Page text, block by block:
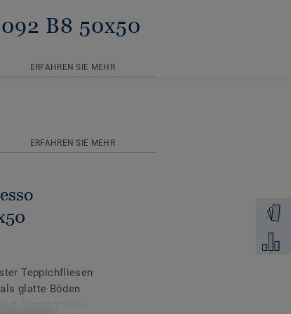
B8 50x50
ERFAHREN SIE MEHR
Zum
ERFAHREN SIE MEHR
Teppichfliesen
glatte Böden